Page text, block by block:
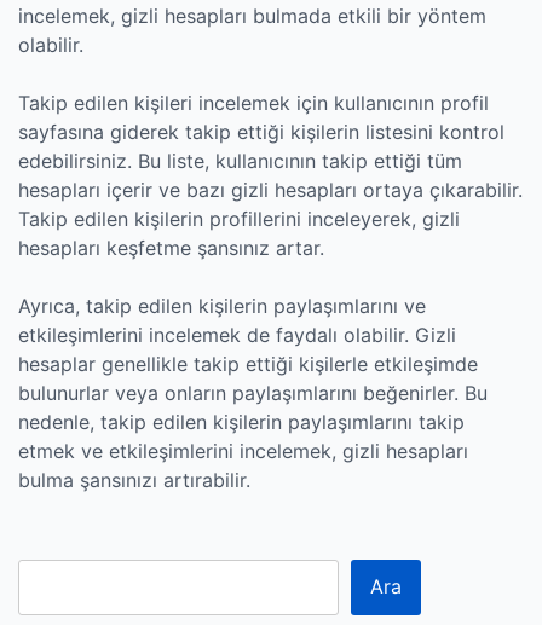
incelemek, gizli hesapları bulmada etkili bir yöntem
olabilir.
Takip edilen kişileri incelemek için kullanıcının profil
sayfasına giderek takip ettiği kişilerin listesini kontrol
edebilirsiniz. Bu liste, kullanıcının takip ettiği tüm
hesapları içerir ve bazı gizli hesapları ortaya çıkarabilir.
Takip edilen kişilerin profillerini inceleyerek, gizli
hesapları keşfetme şansınız artar.
Ayrıca, takip edilen kişilerin paylaşımlarını ve
etkileşimlerini incelemek de faydalı olabilir. Gizli
hesaplar genellikle takip ettiği kişilerle etkileşimde
bulunurlar veya onların paylaşımlarını beğenirler. Bu
nedenle, takip edilen kişilerin paylaşımlarını takip
etmek ve etkileşimlerini incelemek, gizli hesapları
bulma şansınızı artırabilir.
Ara